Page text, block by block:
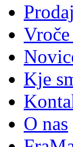
Kje
O nas